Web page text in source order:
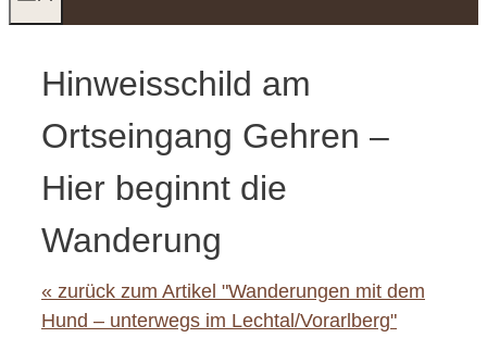
Hinweisschild am
Ortseingang Gehren –
Hier beginnt die
Wanderung
« zurück zum Artikel "Wanderungen mit dem
Hund – unterwegs im Lechtal/Vorarlberg"